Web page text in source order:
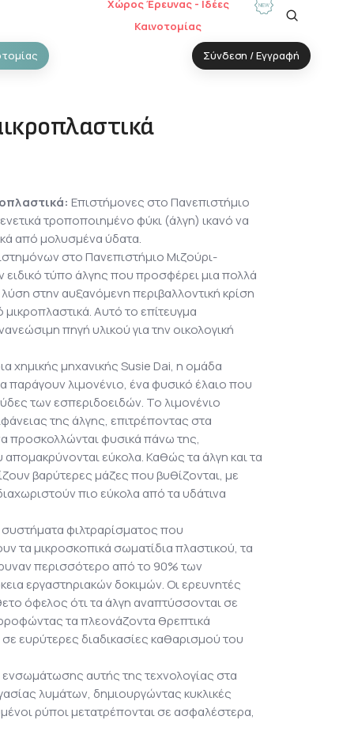
Χώρος Έρευνας - Ιδέες
Καινοτομίας
Σύνδεση / Εγγραφή
Επιστήμονες στο Πανεπιστήμιο
τροποποιημένο φύκι (άλγη) ικανό να
από μολυσμένα ύδατα.
στο Πανεπιστήμιο Μιζούρι-
τύπο άλγης που προσφέρει μια πολλά
στην αυξανόμενη περιβαλλοντική κρίση
Αυτό το επίτευγμα
πηγή υλικού για την οικολογική
χημικής μηχανικής Susie Dai, η ομάδα
παράγουν λιμονένιο, ένα φυσικό έλαιο που
των εσπεριδοειδών. Το λιμονένιο
της άλγης, επιτρέποντας στα
προσκολλώνται φυσικά πάνω της,
εύκολα. Καθώς τα άλγη και τα
βαρύτερες μάζες που βυθίζονται, με
πιο εύκολα από τα υδάτινα
φιλτραρίσματος που
τα μικροσκοπικά σωματίδια πλαστικού, τα
περισσότερο από το 90% των
εργαστηριακών δοκιμών. Οι ερευνητές
όφελος ότι τα άλγη αναπτύσσονται σε
τα πλεονάζοντα θρεπτικά
ευρύτερες διαδικασίες καθαρισμού του
αυτής της τεχνολογίας στα
λυμάτων, δημιουργώντας κυκλικές
ρύποι μετατρέπονται σε ασφαλέστερα,